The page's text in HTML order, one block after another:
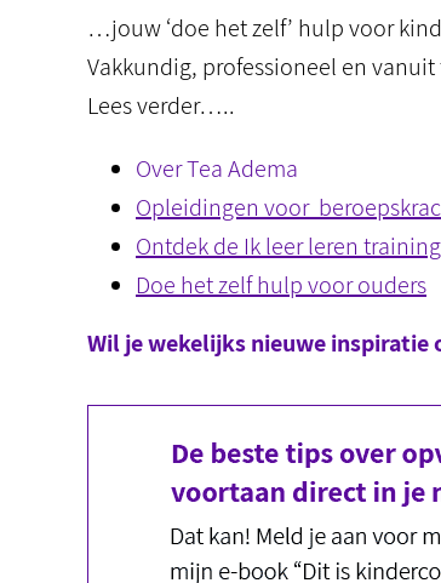
…jouw ‘doe het zelf’ hulp voor
Vakkundig, professioneel en
Lees verder…..
Over Tea Adema
Opleidingen voor
Ontdek de Ik leer leren
Doe het zelf hulp voor ouders
Wil je wekelijks nieuwe inspiratie